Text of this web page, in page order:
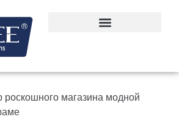
роскошного магазина модной